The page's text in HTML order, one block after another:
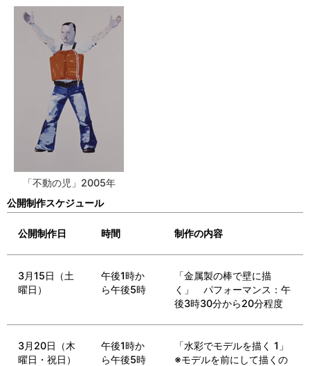
「不動の児」2005年
公開制作スケジュール
公開制作日 時間 制作の内容
3月15日（土
曜日）
午後1時か
ら午後5時
「金属製の棒で壁に描
く」 パフォーマンス：午
後3時30分から20分程度
3月20日（木
曜日・祝日）
午後1時か
ら午後5時
「水彩でモデルを描く 1」
※モデルを前にして描くの